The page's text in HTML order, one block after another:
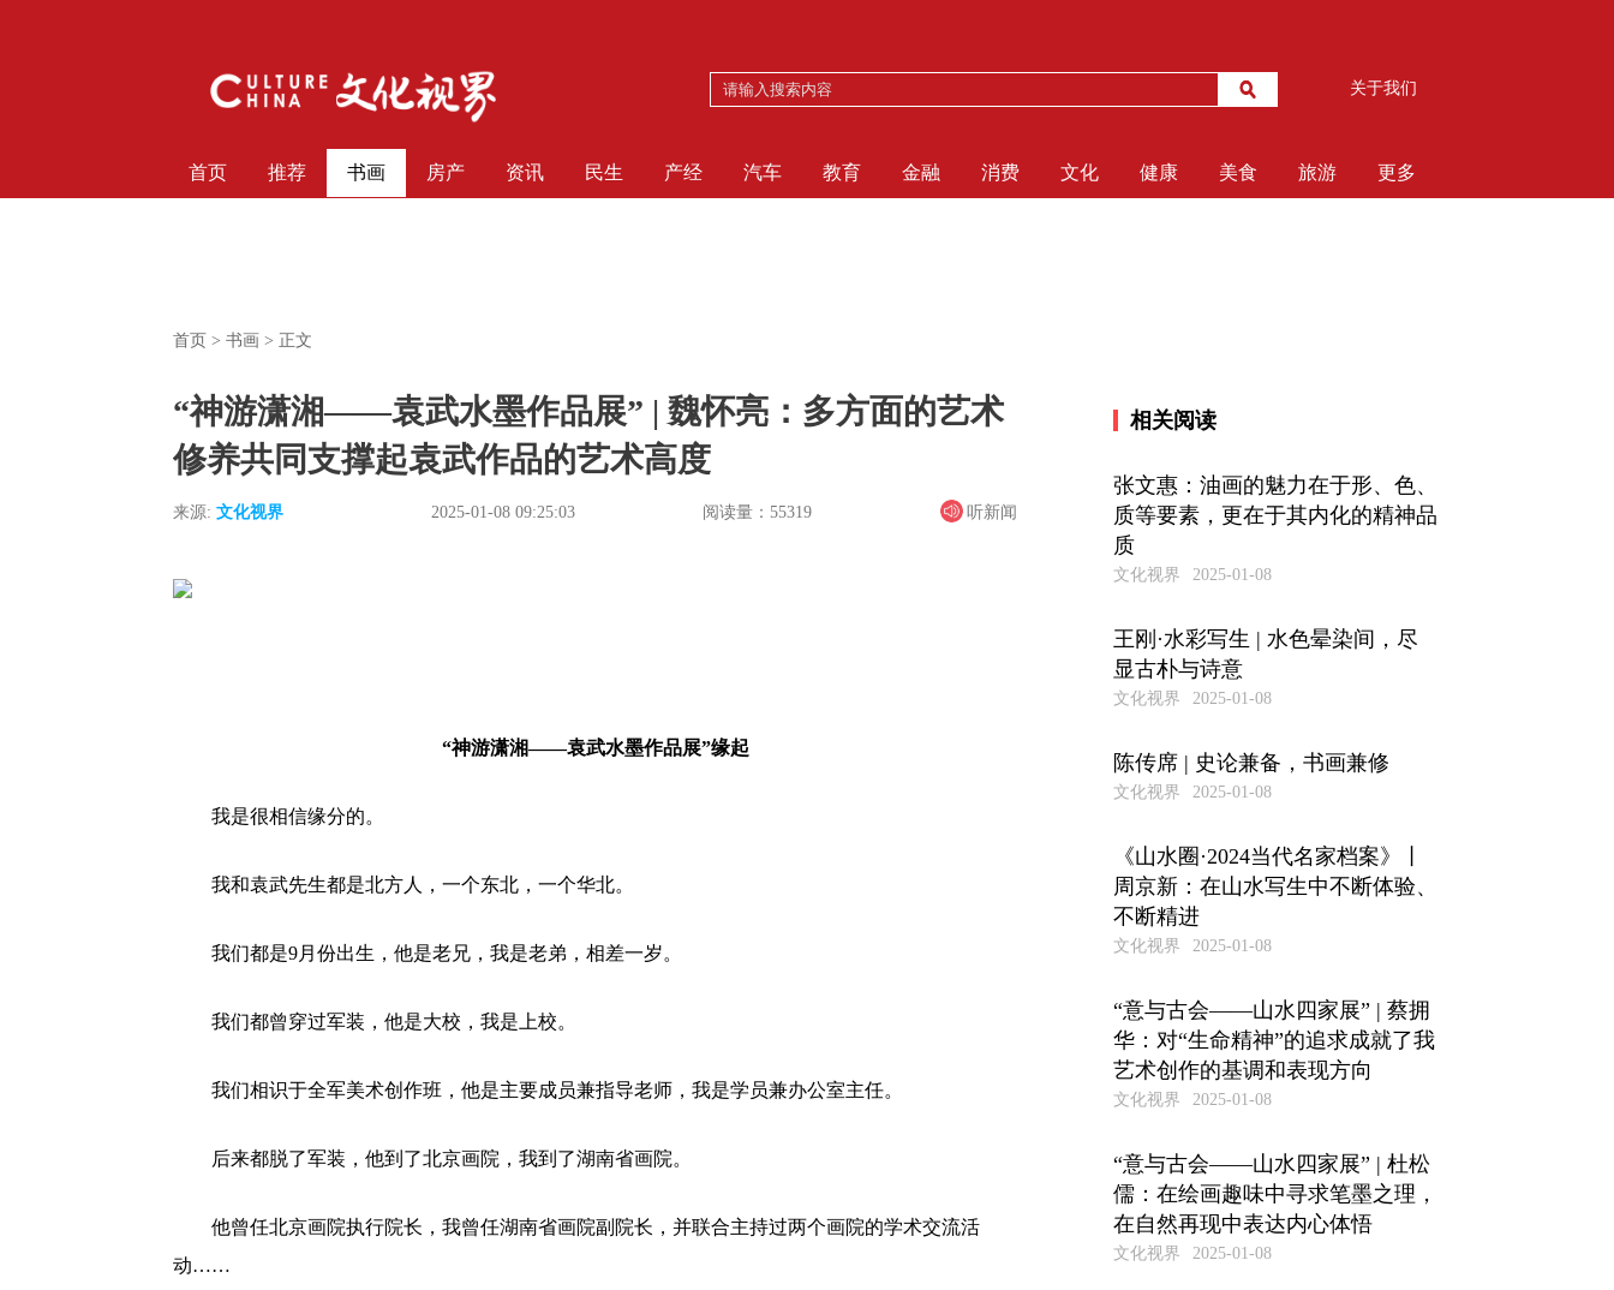
关于我们
首页 推荐 书画 房产 资讯 民生 产经 汽车 教育 金融 消费 文化 健康 美食 旅游 更多
首页 > 书画 > 正文
“神游潇湘——袁武水墨作品展” | 魏怀亮：多方面的艺术
修养共同支撑起袁武作品的艺术高度
来源: 文化视界 2025-01-08 09:25:03 阅读量：55319 听新闻
“神游潇湘——袁武水墨作品展”缘起
我是很相信缘分的。
我和袁武先生都是北方人，一个东北，一个华北。
我们都是9月份出生，他是老兄，我是老弟，相差一岁。
我们都曾穿过军装，他是大校，我是上校。
我们相识于全军美术创作班，他是主要成员兼指导老师，我是学员兼办公室主任。
后来都脱了军装，他到了北京画院，我到了湖南省画院。
他曾任北京画院执行院长，我曾任湖南省画院副院长，并联合主持过两个画院的学术交流活
动……
相关阅读
张文惠：油画的魅力在于形、色、
质等要素，更在于其内化的精神品
质
文化视界 2025-01-08
王刚·水彩写生 | 水色晕染间，尽
显古朴与诗意
文化视界 2025-01-08
陈传席 | 史论兼备，书画兼修
文化视界 2025-01-08
《山水圈·2024当代名家档案》丨
周京新：在山水写生中不断体验、
不断精进
文化视界 2025-01-08
“意与古会——山水四家展” | 蔡拥
华：对“生命精神”的追求成就了我
艺术创作的基调和表现方向
文化视界 2025-01-08
“意与古会——山水四家展” | 杜松
儒：在绘画趣味中寻求笔墨之理，
在自然再现中表达内心体悟
文化视界 2025-01-08